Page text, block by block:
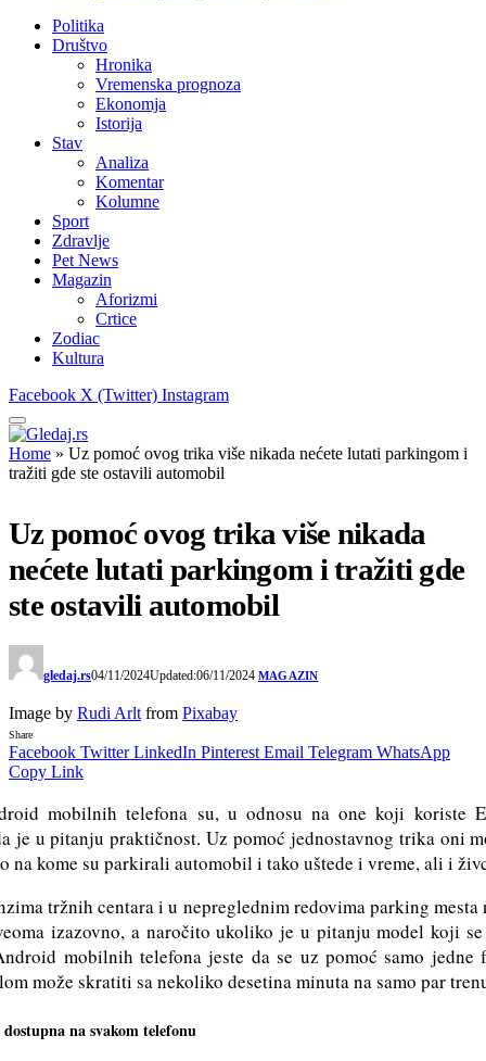
Politika
Društvo
Hronika
Vremenska prognoza
Ekonomja
Istorija
Stav
Analiza
Komentar
Kolumne
Sport
Zdravlje
Pet News
Magazin
Aforizmi
Crtice
Zodiac
Kultura
Facebook X (Twitter) Instagram
Home » Uz pomoć ovog trika više nikada nećete lutati parkingom i
tražiti gde ste ostavili automobil
Uz pomoć ovog trika više nikada
nećete lutati parkingom i tražiti gde
ste ostavili automobil
gledaj.rs04/11/2024Updated:06/11/2024 MAGAZIN
Image by Rudi Arlt from Pixabay
Share
Facebook Twitter LinkedIn Pinterest Email Telegram WhatsApp
Copy Link
mobilnih telefona su, u odnosu na one koji koriste
je u pitanju praktičnost. Uz pomoć jednostavnog trika oni
na kome su parkirali automobil i tako uštede i vreme, ali i
tržnih centara i u nepreglednim redovima parking mesta
izazovno, a naročito ukoliko je u pitanju model koji se
mobilnih telefona jeste da se uz pomoć samo jedne
može skratiti sa nekoliko desetina minuta na samo par
na svakom telefonu